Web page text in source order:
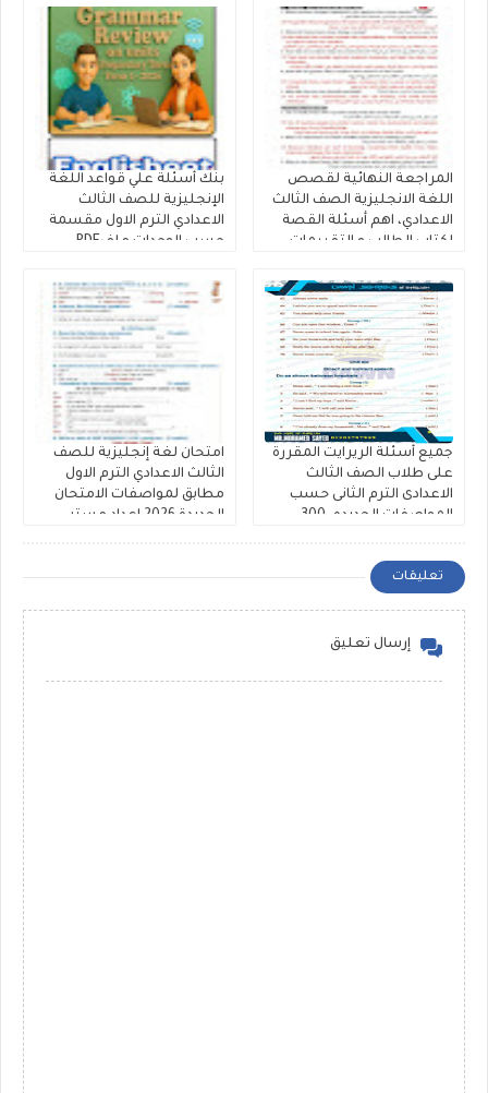
المراجعة النهائية لقصص
اللغة الانجليزية الصف الثالث
الاعدادي، اهم أسئلة القصة
لكتاب الطالب و التقييمات
كتاب فايف ستارز
بنك أسئلة علي قواعد اللغة
الإنجليزية للصف الثالث
الاعدادي الترم الاول مقسمة
حسب الوحدات ملفPDF
جميع أسئلة الريرايت المقررة
على طلاب الصف الثالث
الاعدادى الترم الثانى حسب
المواصفات الجديده، 300
الاعدادية ملفات مجمعة
امتحان لغة إنجليزية للصف
الثالث الاعدادي الترم الاول
مطابق لمواصفات الامتحان
الجديدة 2026 إعداد مستر
تعليقات
إرسال تعليق